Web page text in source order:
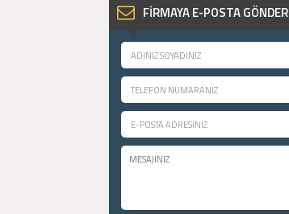
FİRMAYA E-POSTA GÖNDER